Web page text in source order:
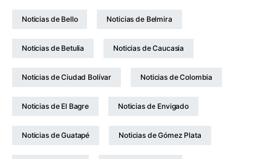
Noticias de Bello Noticias de Belmira
Noticias de Betulia Noticias de Caucasia
Noticias de Ciudad Bolívar Noticias de Colombia
Noticias de El Bagre Noticias de Envigado
Noticias de Guatapé Noticias de Gómez Plata